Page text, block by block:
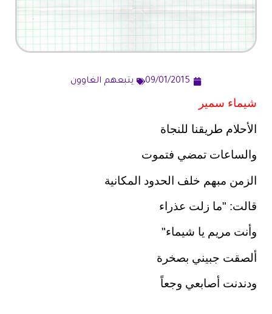
09/01/2015 يتبعهم الغاوون
شيماء سمير
الأحلام طريقنا للنجاة
والساعات تمضي فتموت
الزمن مبهم خلف الحدود المكانية
قالت: "ما زلت عذراء
وأنت مريم يا شيماء"
ألصقت جبيني بصخرة
ودندنت أصابعي وجعاً